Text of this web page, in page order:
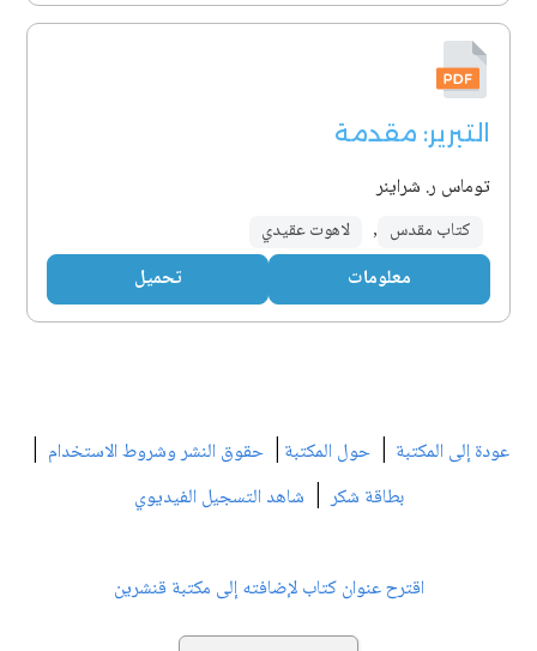
التبرير: مقدمة
توماس ر. شراينر
كتاب مقدس , لاهوت عقيدي
معلومات تحميل
عودة إلى المكتبة | حول المكتبة | حقوق النشر وشروط الاستخدام |
بطاقة شكر| شاهد التسجيل الفيديوي
اقترح عنوان كتاب لإضافته إلى مكتبة قنشرين